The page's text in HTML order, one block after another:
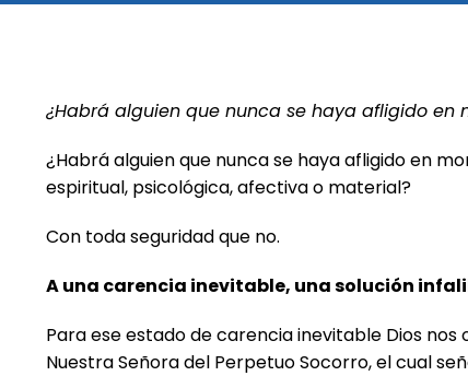
¿Habrá alguien que nunca se haya afligido
¿Habrá alguien que nunca se haya afligido en
espiritual, psicológica, afectiva o material?
Con toda seguridad que no.
A una carencia inevitable, una solución
Para ese estado de carencia inevitable Dios
Nuestra Señora del Perpetuo Socorro, el cual